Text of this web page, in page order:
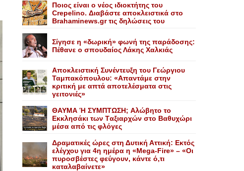
Ποιος είναι ο νέος ιδιοκτήτης του
Crepelino. Διαβάστε αποκλειστικά στο
Brahaminews.gr τις δηλώσεις του
Σίγησε η «δωρική» φωνή της παράδοσης:
Πέθανε o σπουδαίος Λάκης Xαλκιάς
Αποκλειστική Συνέντευξη του Γεώργιου
Ταμπακόπουλου: «Απαντάμε στην
κριτική με απτά αποτελέσματα στις
γειτονιές»
ΘΑΥΜΑ Ή ΣΥΜΠΤΩΣΗ; Aλώβητο το
Eκκλησάκι των Tαξιαρχών στο Bαθυχώρι
μέσα από τις φλόγες
Δραματικές ώρες στη Δυτική Αττική: Εκτός
ελέγχου για 4η ημέρα η «Mega-Fire» – «Οι
πυροσβέστες φεύγουν, κάντε ό,τι
καταλαβαίνετε»